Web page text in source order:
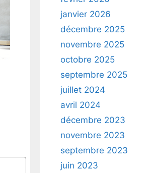
janvier 2026
décembre 2025
novembre 2025
octobre 2025
septembre 2025
juillet 2024
avril 2024
décembre 2023
novembre 2023
septembre 2023
juin 2023